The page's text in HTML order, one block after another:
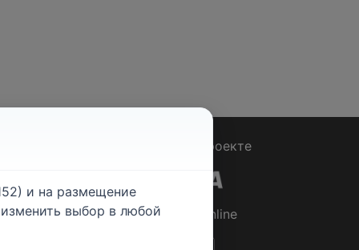
О проекте
© 2026Rabotniki.online
и на размещение
выбор в любой